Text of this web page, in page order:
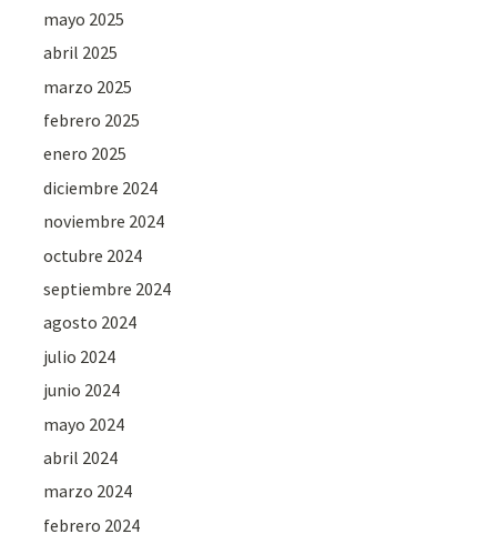
mayo 2025
abril 2025
marzo 2025
febrero 2025
enero 2025
diciembre 2024
noviembre 2024
octubre 2024
septiembre 2024
agosto 2024
julio 2024
junio 2024
mayo 2024
abril 2024
marzo 2024
febrero 2024